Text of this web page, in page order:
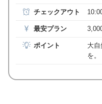
チェックアウト
最安プラン
ポイント
大
を。